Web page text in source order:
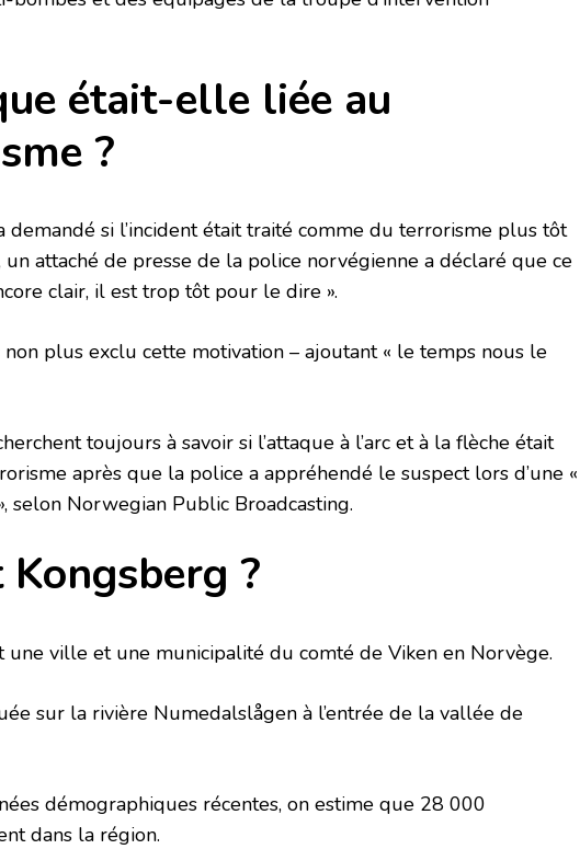
était-elle liée au
?
demandé si l’incident était traité comme du terrorisme plus tôt
un attaché de presse de la police norvégienne a déclaré que ce
clair, il est trop tôt pour le dire ».
non plus exclu cette motivation – ajoutant « le temps nous le
toujours à savoir si l’attaque à l’arc et à la flèche était
après que la police a appréhendé le suspect lors d’une «
selon Norwegian Public Broadcasting.
Kongsberg ?
une ville et une municipalité du comté de Viken en Norvège.
sur la rivière Numedalslågen à l’entrée de la vallée de
démographiques récentes, on estime que 28 000
dans la région.